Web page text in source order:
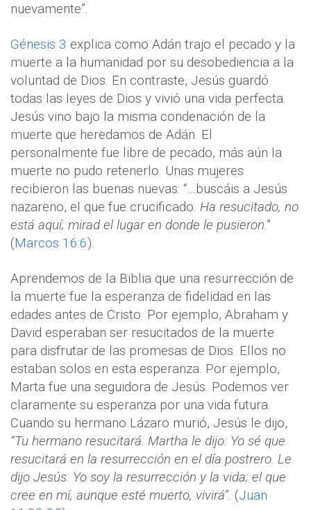
nuevamente”.
Génesis 3 explica como Adán trajo el pecado y la
muerte a la humanidad por su desobediencia a la
voluntad de Dios. En contraste, Jesús guardó
todas las leyes de Dios y vivió una vida perfecta.
Jesús vino bajo la misma condenación de la
muerte que heredamos de Adán. El
personalmente fue libre de pecado, más aún la
muerte no pudo retenerlo. Unas mujeres
recibieron las buenas nuevas: “…buscáis a Jesús
nazareno, el que fue crucificado. Ha resucitado, no
está aquí; mirad el lugar en donde le pusieron.”
(Marcos 16:6).
Aprendemos de la Biblia que una resurrección de
la muerte fue la esperanza de fidelidad en las
edades antes de Cristo. Por ejemplo, Abraham y
David esperaban ser resucitados de la muerte
para disfrutar de las promesas de Dios. Ellos no
estaban solos en esta esperanza. Por ejemplo,
Marta fue una seguidora de Jesús. Podemos ver
claramente su esperanza por una vida futura.
Cuando su hermano Lázaro murió, Jesús le dijo,
“Tu hermano resucitará. Martha le dijo: Yo sé que
resucitará en la resurrección en el día postrero. Le
dijo Jesús: Yo soy la resurrección y la vida; el que
cree en mí, aunque esté muerto, vivirá”. (Juan